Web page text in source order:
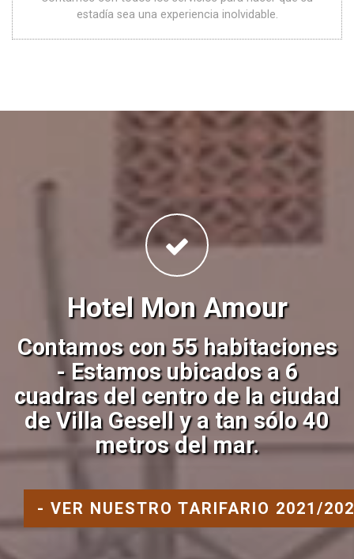
estadía sea una experiencia inolvidable.
Hotel Mon Amour
Contamos con 55 habitaciones
- Estamos ubicados a 6
cuadras del centro de la ciudad
de Villa Gesell y a tan sólo 40
metros del mar.
- VER NUESTRO TARIFARIO 2021/